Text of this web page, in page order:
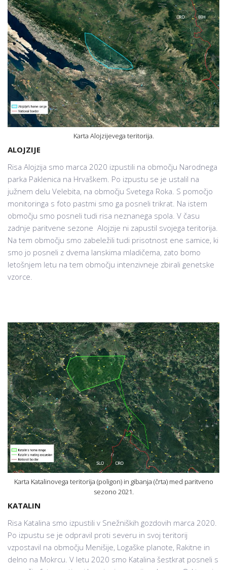
Karta Alojzijevega teritorija.
ALOJZIJE
Risa Alojzija smo marca 2020 izpustili na območju Narodnega
parka Paklenica na Hrvaškem. Po izpustu se je ustalil na
južnem delu Velebita, na območju Svetega Roka. S pomočjo
monitoringa s foto pastmi smo ga posneli trikrat. Na istem
območju smo posneli tudi risa neznanega spola. V času
zadnje paritvene sezone Alojzije ni zapustil svojega teritorija.
Na tem območju smo zabeležili tudi prisotnost ene samice, ki
smo jo posneli z dvema lanskima mladičema, zato bomo
letošnjem letu na tem območju intenzivneje zbirali genetske
vzorce.
Karta Katalinovega teritorija (poligon) in gibanja (črta) med paritveno
sezono 2021.
KATALIN
Risa Katalina smo izpustili v Snežniških gozdovih marca 2020.
Po izpustu se je odpravil proti severu in svoj teritorij
vzpostavil na območju Menišije, Logaške planote, Rakitne in
delno na Mokrcu. V letu 2020 smo Katalina šestkrat posneli s